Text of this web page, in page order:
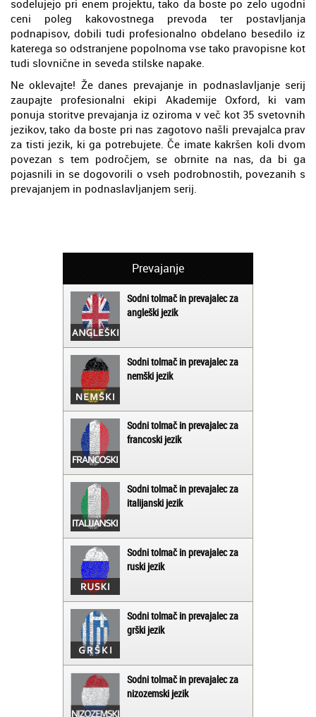
sodelujejo pri enem projektu, tako da boste po zelo ugodni
ceni poleg kakovostnega prevoda ter postavljanja
podnapisov, dobili tudi profesionalno obdelano besedilo iz
katerega so odstranjene popolnoma vse tako pravopisne kot
tudi slovnične in seveda stilske napake.
Ne oklevajte! Že danes prevajanje in podnaslavljanje serij
zaupajte profesionalni ekipi Akademije Oxford, ki vam
ponuja storitve prevajanja iz oziroma v več kot 35 svetovnih
jezikov, tako da boste pri nas zagotovo našli prevajalca prav
za tisti jezik, ki ga potrebujete. Če imate kakršen koli dvom
povezan s tem področjem, se obrnite na nas, da bi ga
pojasnili in se dogovorili o vseh podrobnostih, povezanih s
prevajanjem in podnaslavljanjem serij.
Prevajanje
Sodni tolmač in prevajalec za
angleški jezik
Sodni tolmač in prevajalec za
nemški jezik
Sodni tolmač in prevajalec za
francoski jezik
Sodni tolmač in prevajalec za
italijanski jezik
Sodni tolmač in prevajalec za
ruski jezik
Sodni tolmač in prevajalec za
grški jezik
Sodni tolmač in prevajalec za
nizozemski jezik